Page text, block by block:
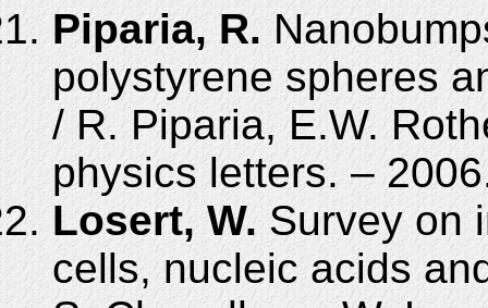
Piparia, R.
polystyrene spheres
/ R. Piparia, E.W.
physics letters. –
Losert, W.Survey on
cells, nucleic acids